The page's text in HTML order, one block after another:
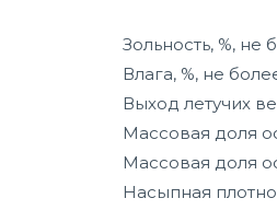
Зольность, %, не
Влага, %, не
Выход летучих
Массовая доля
Массовая доля
Насыпная